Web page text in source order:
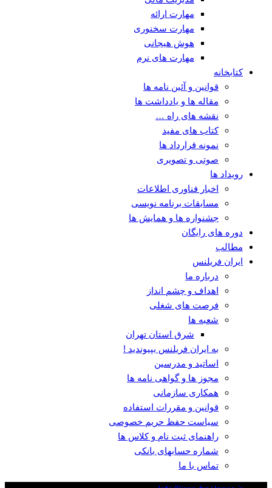
مهارت ارائه
مهارت سخنوری
هوش هیجانی
مهارت های نرم
کتابخانه
قوانین و آئین نامه ها
مقاله ها و یادداشت ها
نقشه های راه …
کتاب های مفید
نمونه قرارداد ها
صوتی و تصویری
رویداد ها
اخبار فناوری اطلاعات
مسابقات برنامه نویسی
جشنواره ها و همایش ها
دوره های رایگان
مطالب
ایران فریلنس
درباره ما
اهداف و چشم انداز
فرصت های شغلی
شعبه ها
شرق استان تهران
به ایران فریلنس بپیوندید !
اساتید و مدرسین
مجوز ها و گواهی نامه ها
همکاری سازمانی
قوانین و مقررات استفاده
سیاست حفظ حریم خصوصی
راهنمای ثبت نام و کلاس ها
شماره حسابهای بانکی
تماس با ما